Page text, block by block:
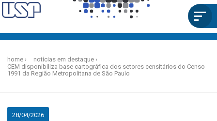
conteúdo
home
notícias em destaque
CEM disponibiliza base cartográfica dos setores censitários do Censo
1991 da Região Metropolitana de São Paulo
28/04/2026